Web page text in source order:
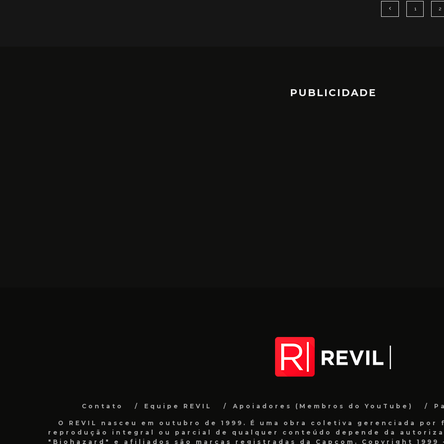
1 2
PUBLICIDADE
Contato Equipe REVIL Apoiadores (Membros do YouTube)
O REVIL nasceu em outubro de 1999. É uma obra coletiva gerenciada
reprodução integral ou parcial de qualquer conteúdo depende da
"Biohazard" e afiliados são marcas registradas da Capcom. Copyright 1999